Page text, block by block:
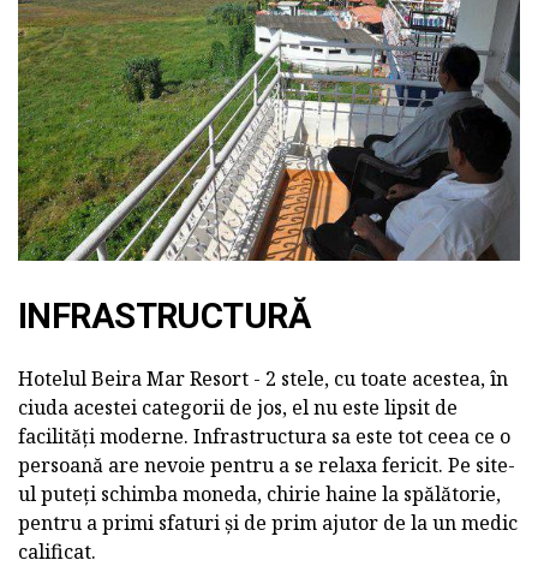
INFRASTRUCTURĂ
Hotelul Beira Mar Resort - 2 stele, cu toate acestea, în
ciuda acestei categorii de jos, el nu este lipsit de
facilități moderne. Infrastructura sa este tot ceea ce o
persoană are nevoie pentru a se relaxa fericit. Pe site-
ul puteți schimba moneda, chirie haine la spălătorie,
pentru a primi sfaturi și de prim ajutor de la un medic
calificat.